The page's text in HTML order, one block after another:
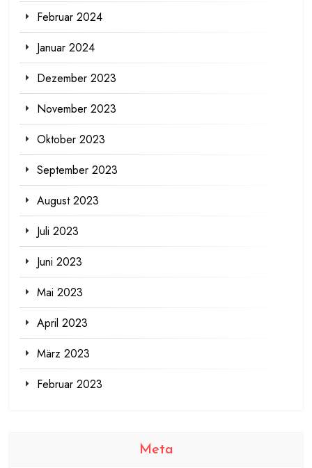
Februar 2024
Januar 2024
Dezember 2023
November 2023
Oktober 2023
September 2023
August 2023
Juli 2023
Juni 2023
Mai 2023
April 2023
März 2023
Februar 2023
Meta